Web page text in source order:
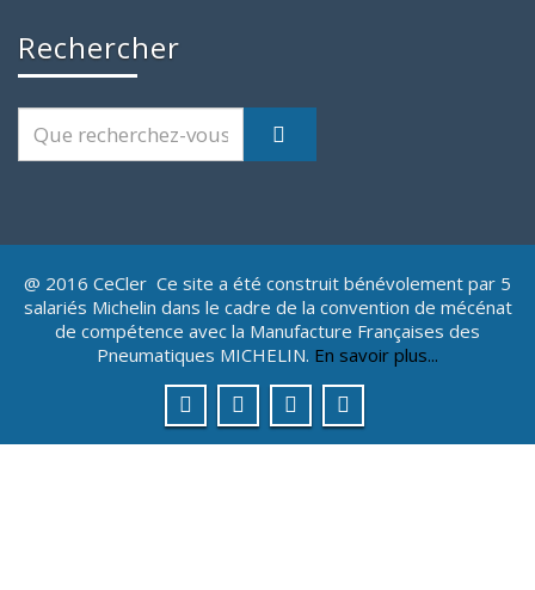
Rechercher
@ 2016 CeCler Ce site a été construit bénévolement par 5
salariés Michelin dans le cadre de la convention de mécénat
de compétence avec la Manufacture Françaises des
Pneumatiques MICHELIN. En savoir plus...